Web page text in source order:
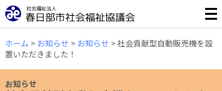
誰もが安心して暮らせる福祉のまちづくりのために様々な
ホーム > お知らせ > お知らせ >社会貢献型自動販売機を設
置いただきました！
お知らせ